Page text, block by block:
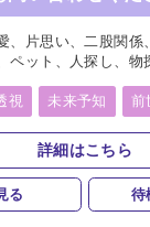
、片思い、二股関係
ペット、人探し、物
開運、故人、教育、
視 未来予知 前
真供養 人形供養
詳細はこちら
る 待